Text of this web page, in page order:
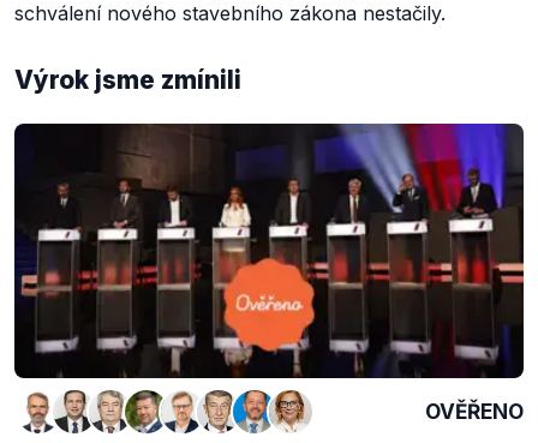
schválení nového stavebního zákona nestačily.
Výrok jsme zmínili
OVĚŘENO